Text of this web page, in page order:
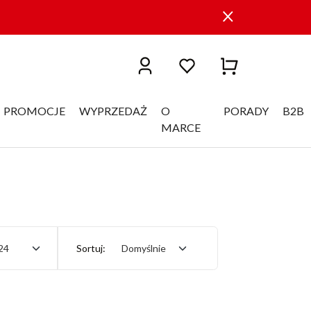
PROMOCJE WYPRZEDAŻ
O
MARCE
PORADY B2B
Sortuj: Domyślnie